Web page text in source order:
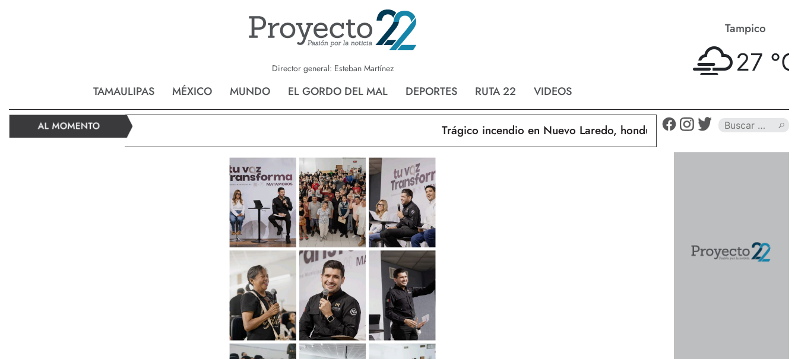
Director general: Esteban Martínez
TAMAULIPAS MÉXICO MUNDO EL GORDO DEL MAL DEPORTES RUTA 22 VIDEOS
Reynosa Nvo. Laredo Tampico
27 ° C
Trágico incendio en Nuevo Laredo, hondureño muere calcinado